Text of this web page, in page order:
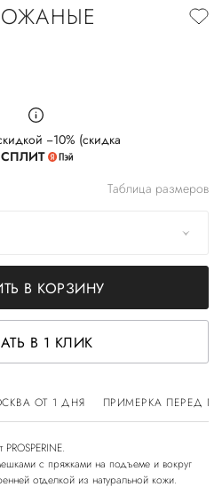
−10% (скидка
СПЛИТ
Таблица размеров
В КОРЗИНУ
В 1 КЛИК
ОТ 1 ДНЯ ПРИМЕРКА ПЕРЕД
с пряжками на подъеме и вокруг